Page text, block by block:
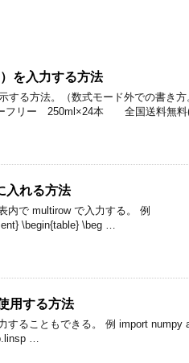
を入力する方法
する方法。（数式モード外での書き
フリー 250ml×24本 全国送料無料
入れる方法
内で multirow で入力する。 例
\begin{table} \beg …
用する方法
することもできる。 例 import numpy
…